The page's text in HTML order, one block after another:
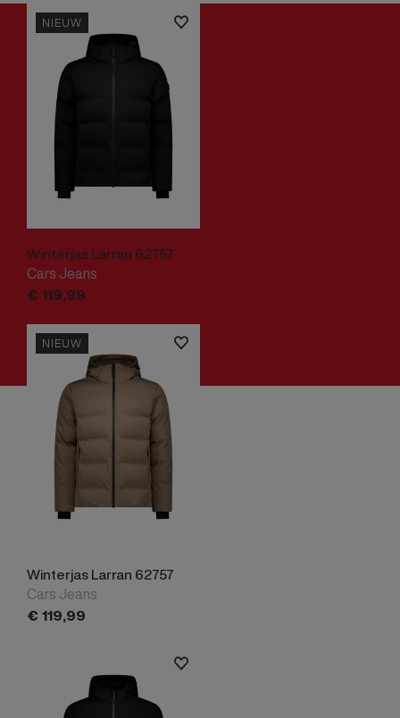
NIEUW
Winterjas Larran 62757
Cars Jeans
€ 119,99
NIEUW
Winterjas Larran 62757
Cars Jeans
€ 119,99